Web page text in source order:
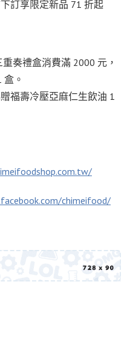
訂享限定新品 71 折起
奏禮盒消費滿 2000 元，
。
福壽冷壓亞麻仁生飲油 1
chimeifood/